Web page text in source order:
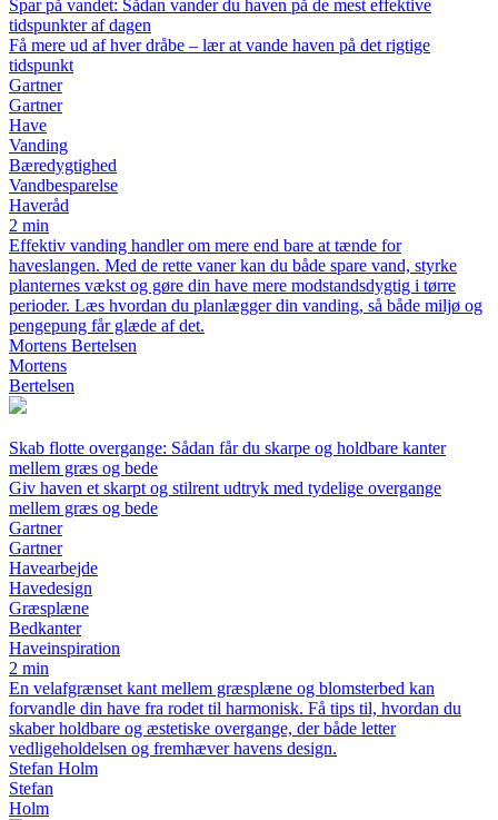
Spar på vandet: Sådan vander du haven på de mest effektive
tidspunkter af dagen
Få mere ud af hver dråbe – lær at vande haven på det rigtige
tidspunkt
Gartner
Gartner
Have
Vanding
Bæredygtighed
Vandbesparelse
Haveråd
2 min
Effektiv vanding handler om mere end bare at tænde for
haveslangen. Med de rette vaner kan du både spare vand, styrke
planternes vækst og gøre din have mere modstandsdygtig i tørre
perioder. Læs hvordan du planlægger din vanding, så både miljø og
pengepung får glæde af det.
Mortens Bertelsen
Mortens
Bertelsen
Skab flotte overgange: Sådan får du skarpe og holdbare kanter
mellem græs og bede
Giv haven et skarpt og stilrent udtryk med tydelige overgange
mellem græs og bede
Gartner
Gartner
Havearbejde
Havedesign
Græsplæne
Bedkanter
Haveinspiration
2 min
En velafgrænset kant mellem græsplæne og blomsterbed kan
forvandle din have fra rodet til harmonisk. Få tips til, hvordan du
skaber holdbare og æstetiske overgange, der både letter
vedligeholdelsen og fremhæver havens design.
Stefan Holm
Stefan
Holm